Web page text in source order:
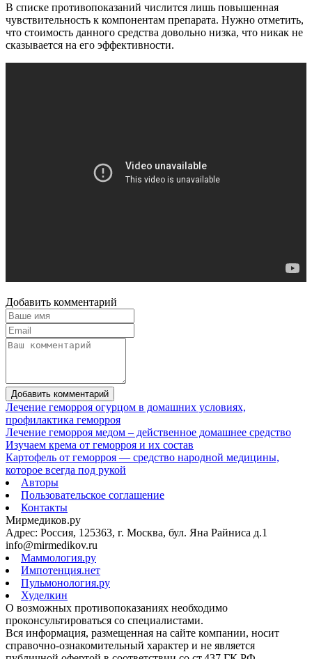
В списке противопоказаний числится лишь повышенная
чувствительность к компонентам препарата. Нужно отметить,
что стоимость данного средства довольно низка, что никак не
сказывается на его эффективности.
Добавить комментарий
Добавить комментарий
Лечение геморроя огурцом в домашних условиях,
профилактика геморроя
Лечение геморроя медом – действенное домашнее средство
Изучаем крема от геморроя и их состав
Картофель от геморроя — средство народной медицины,
которое всегда под рукой
Авторы
Пользовательское соглашение
Контакты
Мирмедиков.ру
Адрес: Россия, 125363, г. Москва, бул. Яна Райниса д.1
info@mirmedikov.ru
Маммология.ру
Импотенция.нет
Пульмонология.ру
Худелкин
О возможных противопоказаниях необходимо
проконсультироваться со специалистами.
Вся информация, размещенная на сайте компании, носит
справочно-ознакомительный характер и не является